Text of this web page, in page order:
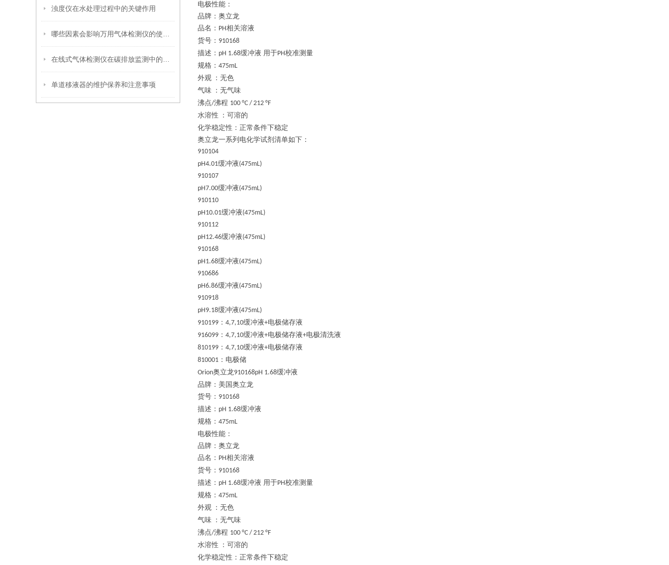
浊度仪在水处理过程中的关键作用
单道移液器的维护保养和注意事项
电极性能：
品牌：奥立龙
品名： PH相关溶液
货号： 910168
描述： pH 1.68缓冲液 用于PH校准测量
规格： 475mL
外观 ：无色
气味 ：无气味
沸点/沸程 100 °C / 212 °F
水溶性 ：可溶的
化学稳定性：正常条件下稳定
奥立龙一系列电化学试剂清单如下：
910104
pH4.01缓冲液(475mL)
910107
pH7.00缓冲液(475mL)
910110
pH10.01缓冲液(475mL)
910112
pH12.46缓冲液(475mL)
910168
pH1.68缓冲液(475mL)
910686
pH6.86缓冲液(475mL)
910918
pH9.18缓冲液(475mL)
910199： 4,7,10缓冲液+电极储存液
916099： 4,7,10缓冲液+电极储存液+电极清洗液
810199： 4,7,10缓冲液+电极储存液
810001： 电极储
Orion奥立龙910168pH 1.68缓冲液
品牌：美国奥立龙
货号： 910168
描述： pH 1.68缓冲液
规格： 475mL
电极性能：
品牌：奥立龙
品名： PH相关溶液
货号： 910168
描述： pH 1.68缓冲液 用于PH校准测量
规格： 475mL
外观 ：无色
气味 ：无气味
沸点/沸程 100 °C / 212 °F
水溶性 ：可溶的
化学稳定性：正常条件下稳定